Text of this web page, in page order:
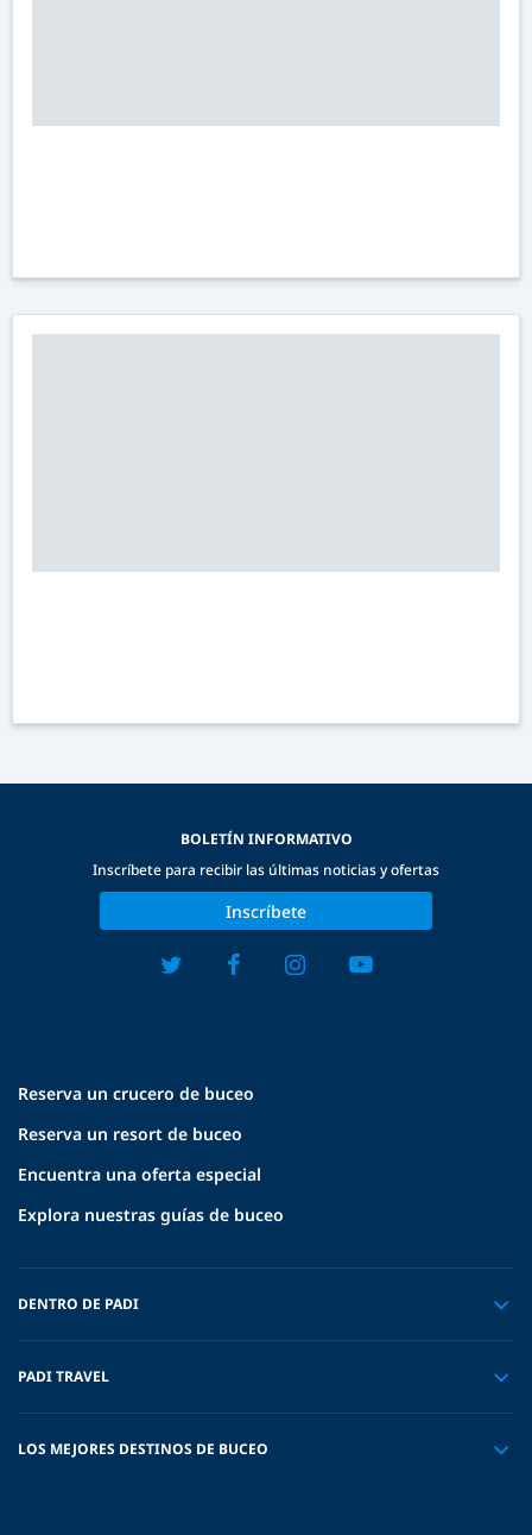
Reserva un crucero de buceo
Reserva un resort de buceo
Encuentra una oferta especial
Explora nuestras guías de buceo
DENTRO DE PADI
PADI TRAVEL
LOS MEJORES DESTINOS DE BUCEO
BOLETÍN INFORMATIVO
Inscríbete para recibir las últimas noticias y ofertas
Inscríbete